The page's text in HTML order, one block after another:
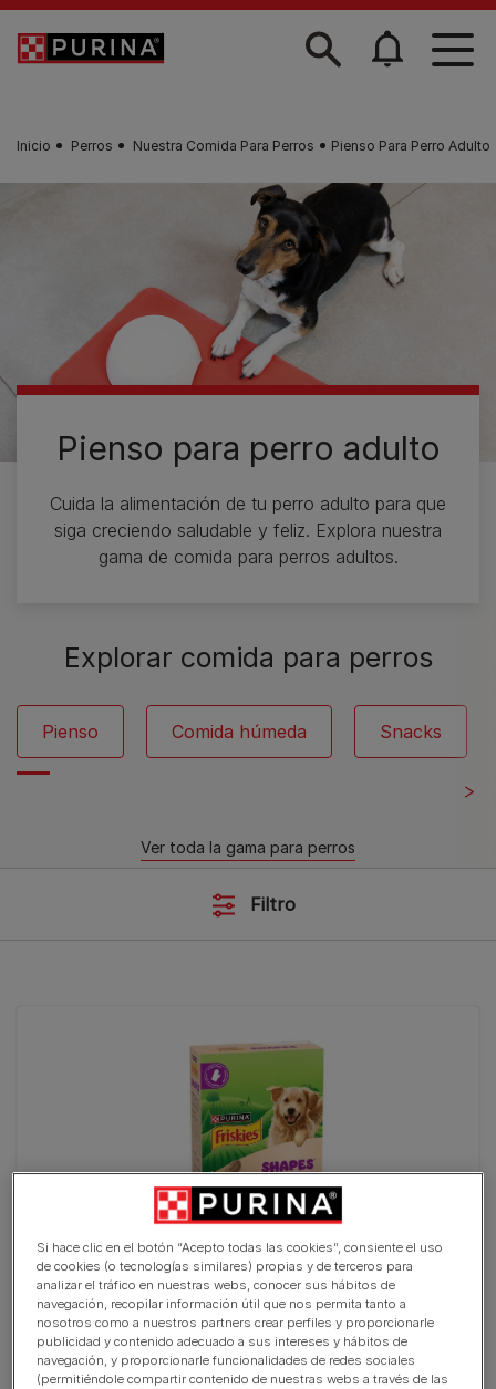
Skip to main content
Inicio Perros Nuestra Comida Para Perros Pienso Para Perro Adulto
Pienso para perro adulto
Cuida la alimentación de tu perro adulto para que
siga creciendo saludable y feliz. Explora nuestra
gama de comida para perros adultos.
Explorar comida para perros
Pienso Comida húmeda Snacks
Ver toda la gama para perros
Filtro
PURINA® FRISKIES® Shapes
(0)
Si hace clic en el botón “Acepto todas las cookies”, consiente el uso
de cookies (o tecnologías similares) propias y de terceros para
analizar el tráfico en nuestras webs, conocer sus hábitos de
navegación, recopilar información útil que nos permita tanto a
nosotros como a nuestros partners crear perfiles y proporcionarle
publicidad y contenido adecuado a sus intereses y hábitos de
navegación, y proporcionarle funcionalidades de redes sociales
(permitiéndole compartir contenido de nuestras webs a través de las